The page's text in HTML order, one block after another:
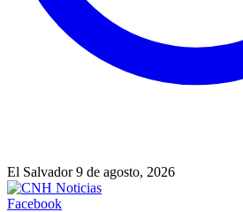
El Salvador 9 de agosto, 2026
Facebook